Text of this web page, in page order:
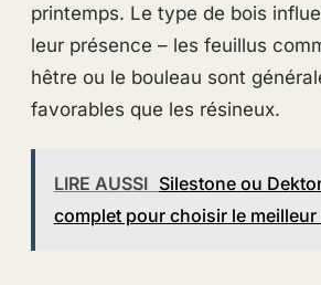
printemps. Le type de bois
leur présence – les feuillus
hêtre ou le bouleau sont
favorables que les résineux.
LIRE AUSSI Silestone ou
complet pour choisir le meilleur